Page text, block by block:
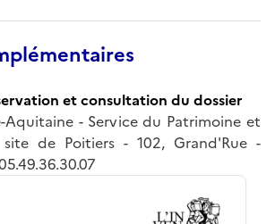
et consultation du dossier
Aquitaine - Service du Patrimoine et
site de Poitiers - 102, Grand'Rue -